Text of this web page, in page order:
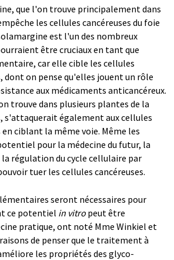
que l'on trouve principalement dans
les cellules cancéreuses du foie
est l'un des nombreux
être cruciaux en tant que
car elle cible les cellules
dont on pense qu'elles jouent un rôle
aux médicaments anticancéreux.
trouve dans plusieurs plantes de la
s'attaquerait également aux cellules
en ciblant la même voie. Même les
pour la médecine du futur, la
régulation du cycle cellulaire par
tuer les cellules cancéreuses.
seront nécessaires pour
ce potentiel in vitro peut être
pratique, ont noté Mme Winkiel et
de penser que le traitement à
les propriétés des glyco-